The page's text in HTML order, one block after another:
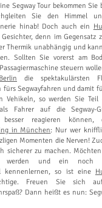
Segway Tour bekommen Sie
Sie den Himmel
hinab! Doch auch ein
denn im Gegensatz
Thermik unabhängig und
Sollten Sie vorerst am
steuern
die spektakulärsten
fürs Segwayfahren und damit
Vehikeln, so werden Sie Teil
Fahrer auf die Segway-
besser reagieren
in München: Nur wer
Momenten die Nerven!
sicherer zu machen.
werden und ein noch
kennenlernen, so ist eine
Freuen Sie sich
Dann heißt es nun: